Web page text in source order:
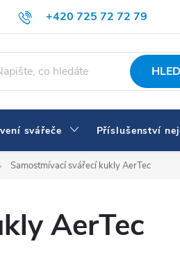
+420 725 72 72 79
eshop@svarecikukla.cz
platba Proč nakupovat u nás
svářeče Příslušenství
Samostmívací svářecí kukly AerTec
AerTec